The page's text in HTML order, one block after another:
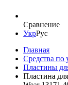
Сравнение
УкрРус
Главная
Средства по
Пластины
Пластина